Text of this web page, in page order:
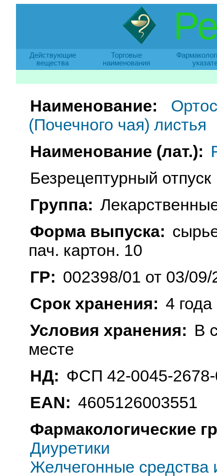
Действующие
вещества
Торговые
наименования
Наименование:
(Почечного чая) листья
Наименование (лат.):
Безрецептурный отпуск
Группа:
Форма выпуска:
пач. картон. 10
ГР: 002398/01 от 03/
Срок хранения: 4 года
Условия хранения: В
месте
НД: ФСП 42-0045-
EAN: 4605126003551
Фармакологические
Диуретики
Желчегонные средства